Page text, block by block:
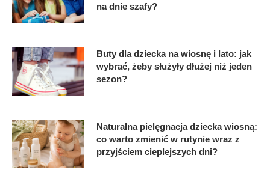
na dnie szafy?
Buty dla dziecka na wiosnę i lato: jak
wybrać, żeby służyły dłużej niż jeden
sezon?
Naturalna pielęgnacja dziecka wiosną:
co warto zmienić w rutynie wraz z
przyjściem cieplejszych dni?